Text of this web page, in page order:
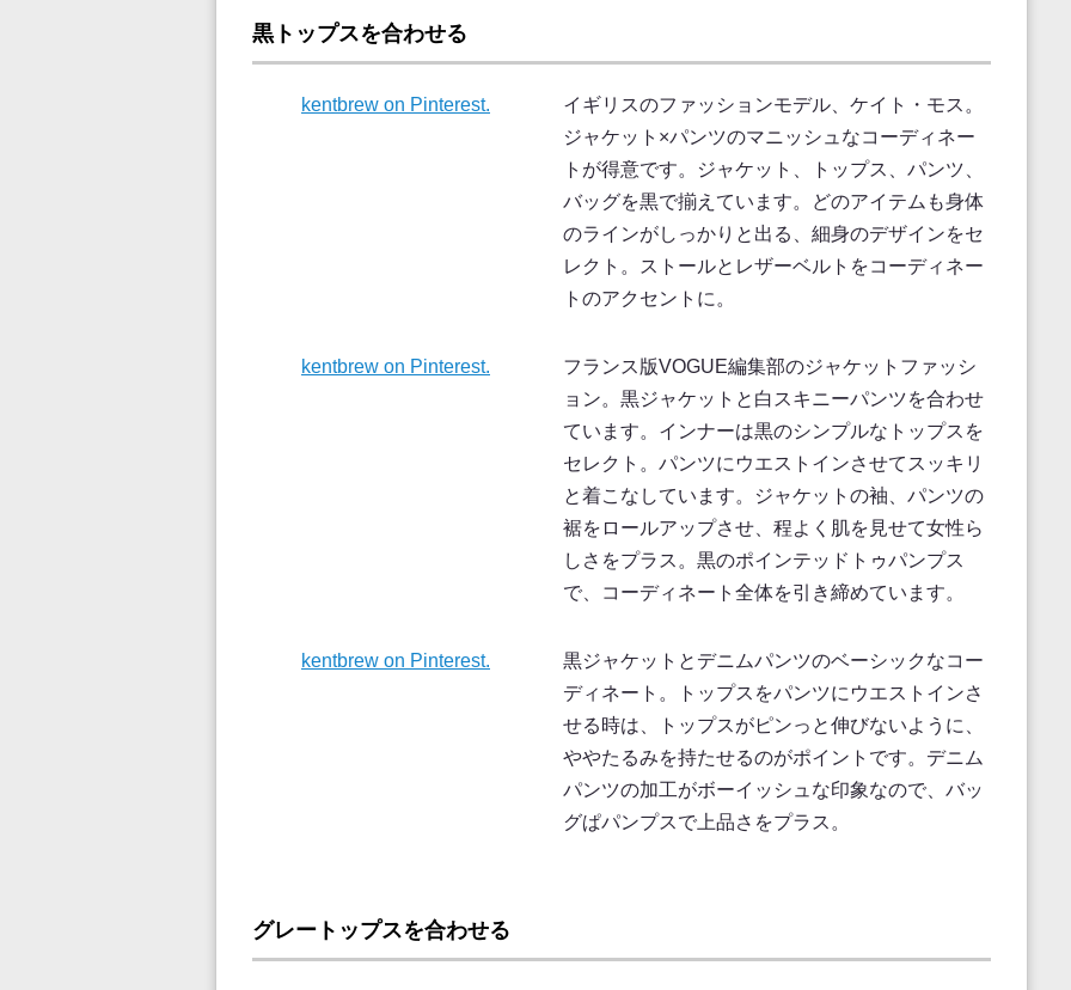
黒トップスを合わせる
kentbrew on Pinterest.
イギリスのファッションモデル、ケイト・モス。
ジャケット×パンツのマニッシュなコーディネー
トが得意です。ジャケット、トップス、パンツ、
バッグを黒で揃えています。どのアイテムも身体
のラインがしっかりと出る、細身のデザインをセ
レクト。ストールとレザーベルトをコーディネー
トのアクセントに。
kentbrew on Pinterest.
フランス版VOGUE編集部のジャケットファッシ
ョン。黒ジャケットと白スキニーパンツを合わせ
ています。インナーは黒のシンプルなトップスを
セレクト。パンツにウエストインさせてスッキリ
と着こなしています。ジャケットの袖、パンツの
裾をロールアップさせ、程よく肌を見せて女性ら
しさをプラス。黒のポインテッドトゥパンプス
で、コーディネート全体を引き締めています。
kentbrew on Pinterest.
黒ジャケットとデニムパンツのベーシックなコー
ディネート。トップスをパンツにウエストインさ
せる時は、トップスがピンっと伸びないように、
ややたるみを持たせるのがポイントです。デニム
パンツの加工がボーイッシュな印象なので、バッ
グぱパンプスで上品さをプラス。
グレートップスを合わせる